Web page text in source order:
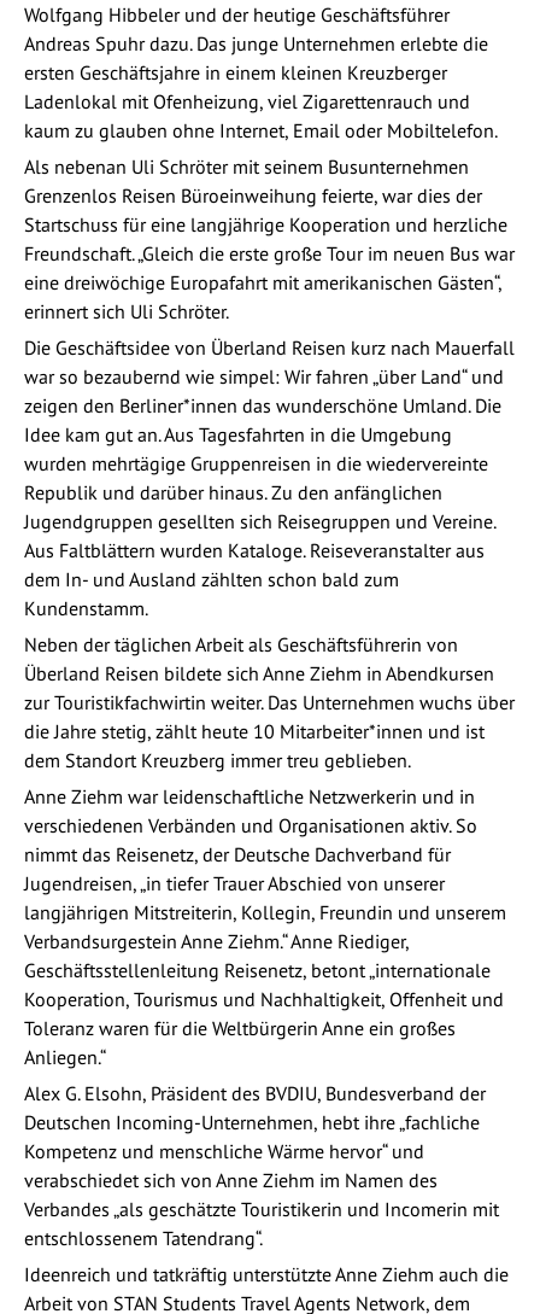
Wolfgang Hibbeler und der heutige Geschäftsführer
Andreas Spuhr dazu. Das junge Unternehmen erlebte die
ersten Geschäftsjahre in einem kleinen Kreuzberger
Ladenlokal mit Ofenheizung, viel Zigarettenrauch und
kaum zu glauben ohne Internet, Email oder Mobiltelefon.
Als nebenan Uli Schröter mit seinem Busunternehmen
Grenzenlos Reisen Büroeinweihung feierte, war dies der
Startschuss für eine langjährige Kooperation und herzliche
Freundschaft. „Gleich die erste große Tour im neuen Bus war
eine dreiwöchige Europafahrt mit amerikanischen Gästen“,
erinnert sich Uli Schröter.
Die Geschäftsidee von Überland Reisen kurz nach Mauerfall
war so bezaubernd wie simpel: Wir fahren „über Land“ und
zeigen den Berliner*innen das wunderschöne Umland. Die
Idee kam gut an. Aus Tagesfahrten in die Umgebung
wurden mehrtägige Gruppenreisen in die wiedervereinte
Republik und darüber hinaus. Zu den anfänglichen
Jugendgruppen gesellten sich Reisegruppen und Vereine.
Aus Faltblättern wurden Kataloge. Reiseveranstalter aus
dem In- und Ausland zählten schon bald zum
Kundenstamm.
Neben der täglichen Arbeit als Geschäftsführerin von
Überland Reisen bildete sich Anne Ziehm in Abendkursen
zur Touristikfachwirtin weiter. Das Unternehmen wuchs über
die Jahre stetig, zählt heute 10 Mitarbeiter*innen und ist
dem Standort Kreuzberg immer treu geblieben.
Anne Ziehm war leidenschaftliche Netzwerkerin und in
verschiedenen Verbänden und Organisationen aktiv. So
nimmt das Reisenetz, der Deutsche Dachverband für
Jugendreisen, „in tiefer Trauer Abschied von unserer
langjährigen Mitstreiterin, Kollegin, Freundin und unserem
Verbandsurgestein Anne Ziehm.“ Anne Riediger,
Geschäftsstellenleitung Reisenetz, betont „internationale
Kooperation, Tourismus und Nachhaltigkeit, Offenheit und
Toleranz waren für die Weltbürgerin Anne ein großes
Anliegen.“
Alex G. Elsohn, Präsident des BVDIU, Bundesverband der
Deutschen Incoming-Unternehmen, hebt ihre „fachliche
Kompetenz und menschliche Wärme hervor“ und
verabschiedet sich von Anne Ziehm im Namen des
Verbandes „als geschätzte Touristikerin und Incomerin mit
entschlossenem Tatendrang“.
Ideenreich und tatkräftig unterstützte Anne Ziehm auch die
Arbeit von STAN Students Travel Agents Network, dem